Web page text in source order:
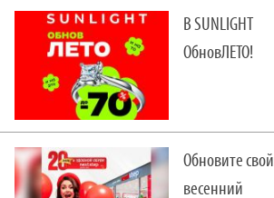
В SUNLIGHT
ОбновЛЕТО!
Обновите свой
весенний